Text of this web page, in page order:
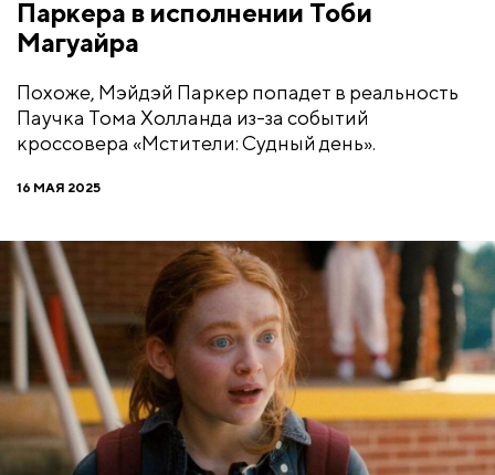
Паркера в исполнении Тоби
Магуайра
Похоже, Мэйдэй Паркер попадет в реальность
Паучка Тома Холланда из-за событий
кроссовера «Мстители: Судный день».
16 МАЯ 2025